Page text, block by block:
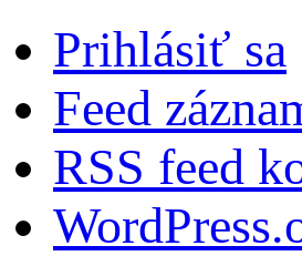
Prihlásiť sa
Feed
RSS feed